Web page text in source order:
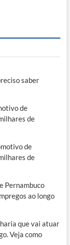
saber
de
de
de
de
Pernambuco
ao longo
que vai atuar
Veja como